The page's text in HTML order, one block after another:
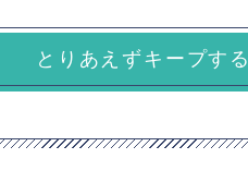
とりあえずキープする